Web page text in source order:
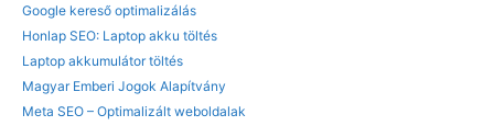
Google kereső optimalizálás
Honlap SEO: Laptop akku töltés
Laptop akkumulátor töltés
Magyar Emberi Jogok Alapítvány
Meta SEO – Optimalizált weboldalak